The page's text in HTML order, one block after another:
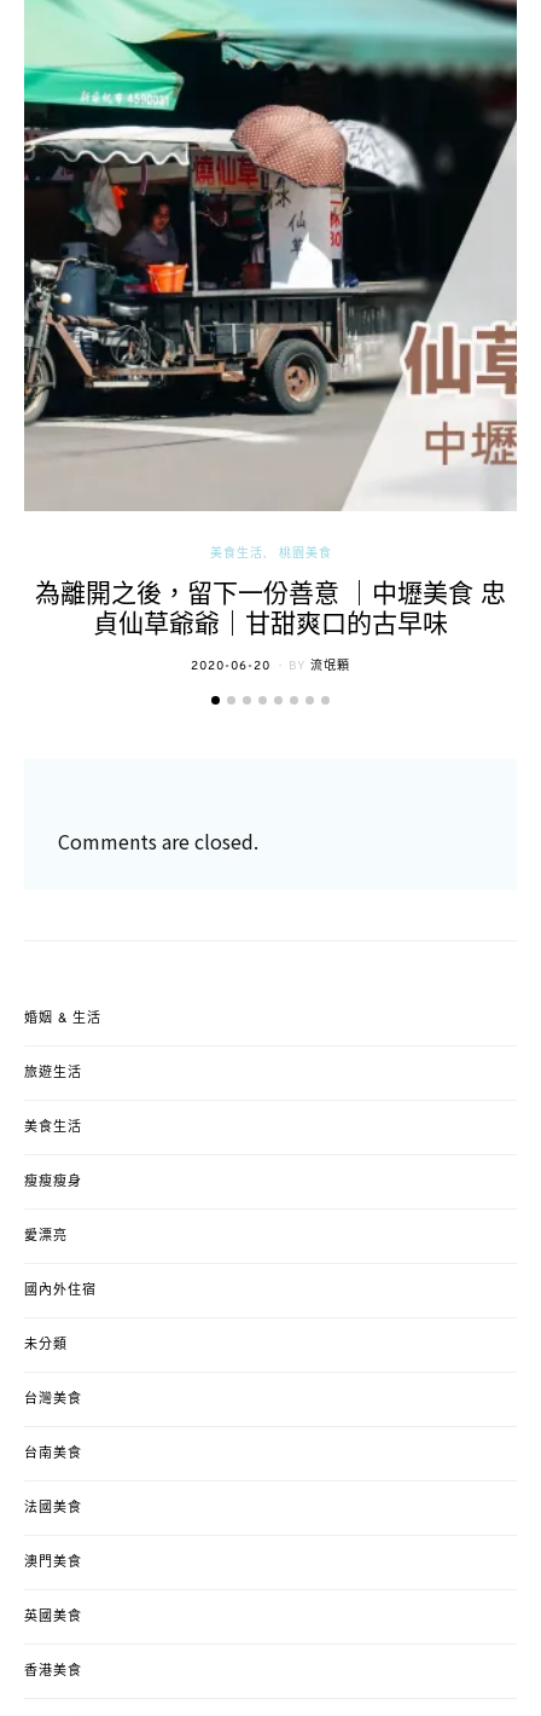
美食生活 桃園美食
為離開之後，留下一份善意 ｜中壢美食 忠
貞仙草爺爺｜甘甜爽口的古早味
POSTED
2020-06-20 BY 流氓顆
Comments are closed.
婚姻 & 生活
旅遊生活
美食生活
瘦瘦瘦身
愛漂亮
國內外住宿
未分類
台灣美食
台南美食
法國美食
澳門美食
英國美食
香港美食